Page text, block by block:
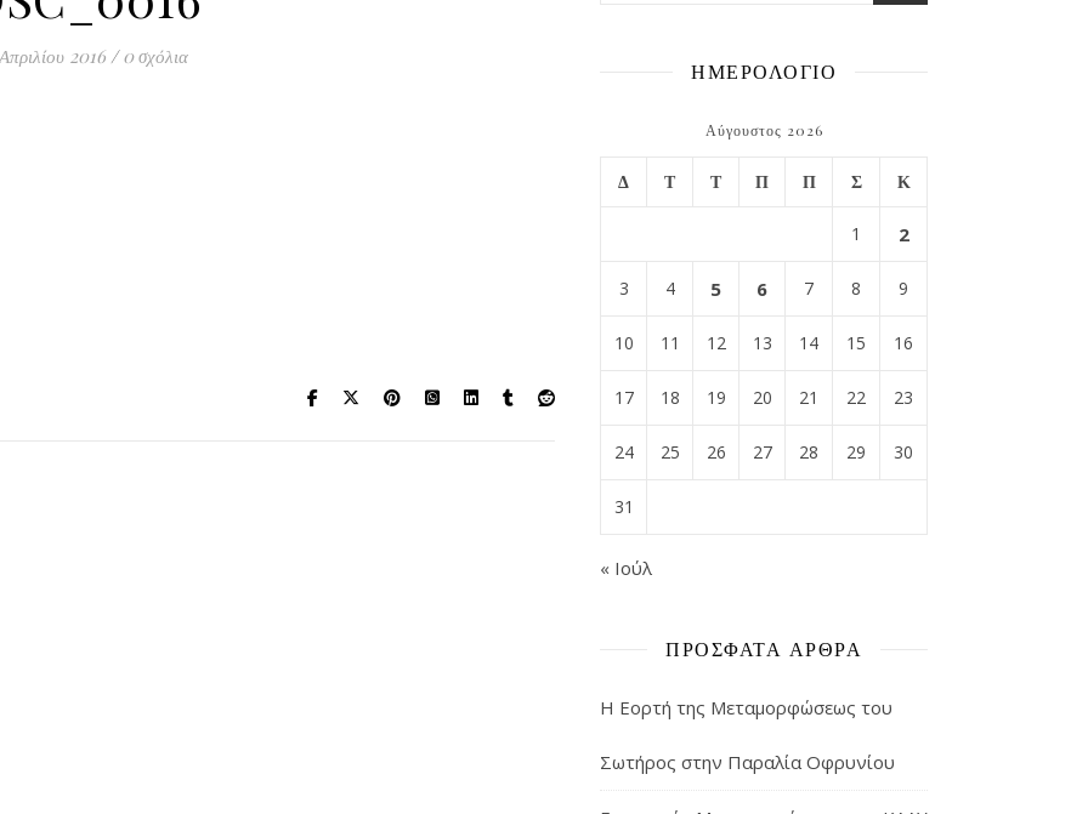
2016 / 0 σχόλια
ΗΜΕΡΟΛΟΓΙΟ
Αύγουστος 2026
Δ Τ Τ Π Π Σ Κ
1 2
3 4 5 6 7 8 9
10 11 12 13 14 15 16
17 18 19 20 21 22 23
24 25 26 27 28 29 30
31
« Ιούλ
ΠΡΌΣΦΑΤΑ ΆΡΘΡΑ
Η Εορτή της Μεταμορφώσεως του
Σωτήρος στην Παραλία Οφρυνίου